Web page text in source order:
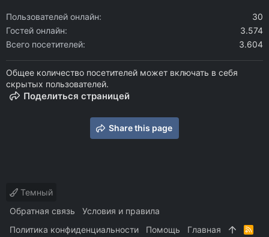
Пользователей онлайн
30
Гостей онлайн
3.574
Всего посетителей
3.604
Общее количество посетителей может включать в себя
скрытых пользователей.
Поделиться страницей
Share this page
Темный
Обратная связь
Условия и правила
Политика конфиденциальности
Помощь Главная
R